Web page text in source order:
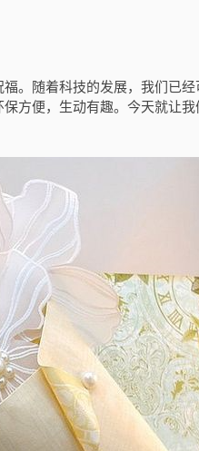
。随着科技的发展，我们已
方便，生动有趣。今天就让我